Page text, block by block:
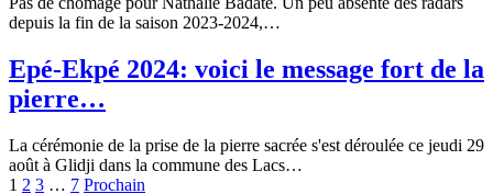
depuis la fin de la saison 2023-2024,…
Epé-Ekpé 2024: voici le message fort de la
pierre…
La cérémonie de la prise de la pierre sacrée s'est déroulée ce jeudi 29
août à Glidji dans la commune des Lacs…
1 2 3 … 7 Prochain